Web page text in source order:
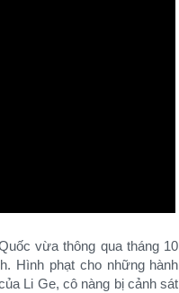
vừa thông qua tháng 10
Hình phạt cho những hành
Li Ge, cô nàng bị cảnh sát